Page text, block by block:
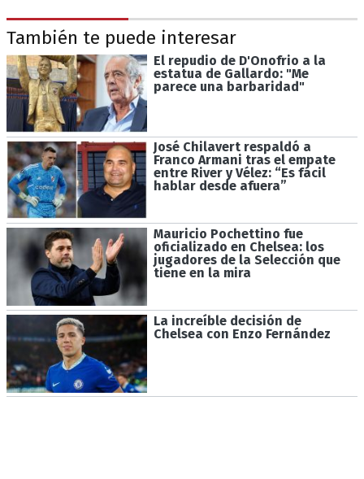
También te puede interesar
El repudio de D'Onofrio a la
estatua de Gallardo: "Me
parece una barbaridad"
José Chilavert respaldó a
Franco Armani tras el empate
entre River y Vélez: “Es fácil
hablar desde afuera”
Mauricio Pochettino fue
oficializado en Chelsea: los
jugadores de la Selección que
tiene en la mira
La increíble decisión de
Chelsea con Enzo Fernández